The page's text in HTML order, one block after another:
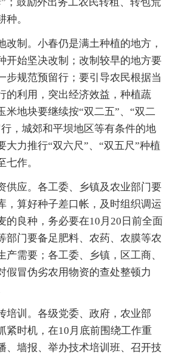
种。
制。小春仍是满土种植的地方，
开始坚决改制；改制较早的地方要
步规范预留行；要引导农民根据当
的利用，突出经济效益，种植蔬
米地块要继续按“双二五”、“双二
，城郊和平坝地区等有条件的地
大力推行“双六尺”、“双五尺”种植
七作。
应。各工委、乡镇及农业部门要
，算好种子差口帐，及时组织调运
的良种，务必要在10月20日前全面
部门要备足肥料、农药、农膜等农
产需要；各工委、乡镇，区工商、
假冒伪劣农用物资的查处整顿力
训。各级党委、政府，农业部
紧时机，在10月底前围绕工作重
、墙报、举办技术培训班、召开技